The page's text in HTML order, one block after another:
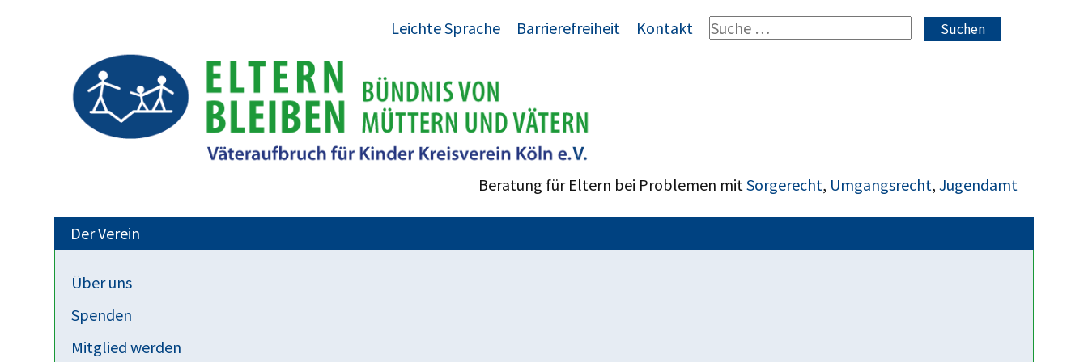
Leichte Sprache Barrierefreiheit Kontakt Suchen
Beratung für Eltern bei Problemen mitSorgerecht, Umgangsrecht, Jugendamt
Der Verein
Über uns
Spenden
Mitglied werden
Blog Kinder Trennung Familienrecht
"Fortbildungspflicht für Familienrichter und Qualitätssicherung in
Familienverfahren" Anhörung des Rechtsausschusses des Bundestages